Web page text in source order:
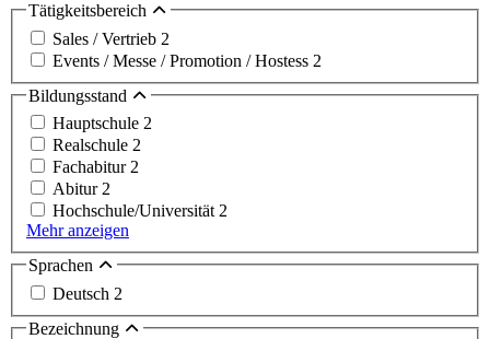
Tätigkeitsbereich
Sales / Vertrieb 2
Events / Messe / Promotion / Hostess 2
Bildungsstand
Hauptschule 2
Realschule 2
Fachabitur2
Abitur2
Hochschule/Universität2
Mehr anzeigen
Sprachen
Deutsch 2
Bezeichnung